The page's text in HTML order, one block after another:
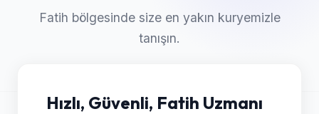
Fatih bölgesinde size en yakın kuryemizle
tanışın.
Hızlı, Güvenli, Fatih Uzmanı